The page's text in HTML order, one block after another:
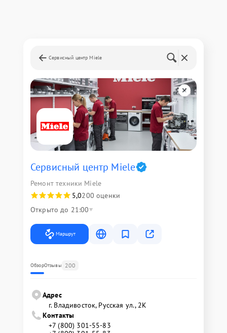
Сервисный центр Miele
Сервисный центр Miele
Ремонт техники Miele
5,0200 оценки
Открыто до 21:00
Маршрут
ОбзорОтзывы 200
Адрес
г. Владивосток, Русская ул., 2К
Контакты
+7 (800) 301-55-83